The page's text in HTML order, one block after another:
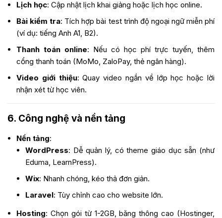
Lịch học: Cập nhật lịch khai giảng hoặc lịch học online.
Bài kiểm tra: Tích hợp bài test trình độ ngoại ngữ miễn phí
(ví dụ: tiếng Anh A1, B2).
Thanh toán online: Nếu có học phí trực tuyến, thêm
cổng thanh toán (MoMo, ZaloPay, thẻ ngân hàng).
Video giới thiệu: Quay video ngắn về lớp học hoặc lời
nhận xét từ học viên.
6. Công nghệ và nền tảng
Nền tảng:
WordPress: Dễ quản lý, có theme giáo dục sẵn (như
Eduma, LearnPress).
Wix: Nhanh chóng, kéo thả đơn giản.
Laravel: Tùy chỉnh cao cho website lớn.
Hosting: Chọn gói từ 1-2GB, băng thông cao (Hostinger,